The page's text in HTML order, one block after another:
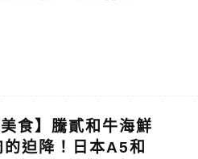
食】騰貳和牛海鮮
迫降！日本A5和